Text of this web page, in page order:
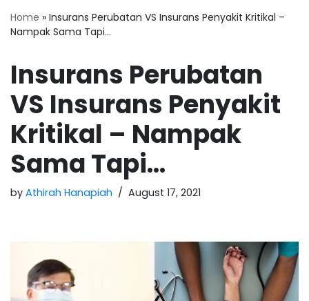
Home » Insurans Perubatan VS Insurans Penyakit Kritikal –
Nampak Sama Tapi…
Insurans Perubatan
VS Insurans Penyakit
Kritikal – Nampak
Sama Tapi…
by Athirah Hanapiah August 17, 2021